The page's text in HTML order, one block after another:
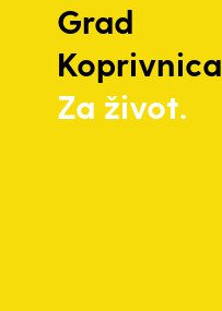
Grad
Koprivnica
Za život.